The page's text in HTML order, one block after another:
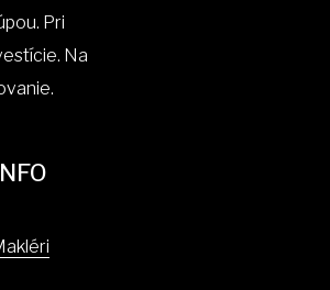
Pri
Na